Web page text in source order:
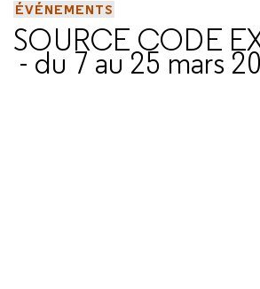
ÉVÉNEMENTS
SOURCE CODE
- du 7 au 25 mars